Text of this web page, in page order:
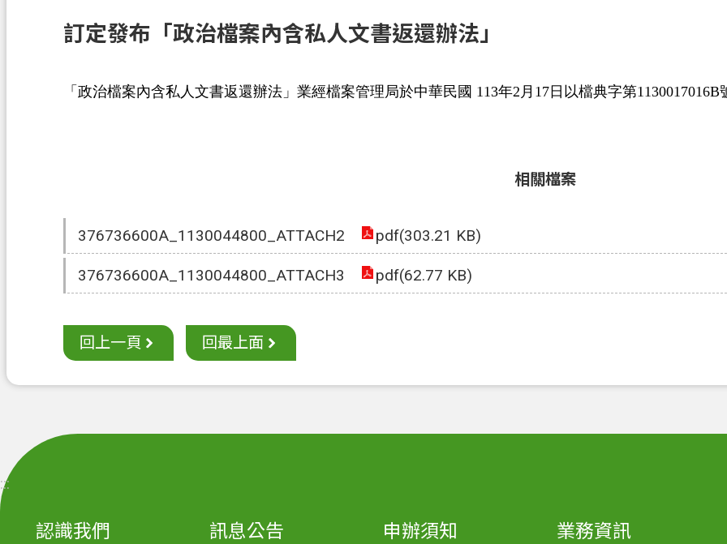
訂定發布「政治檔案內含私人文書返還辦法」
「政治檔案內含私人文書返還辦法」業經檔案管理局於中華民國 113年2月17日以檔典字第1130017016B
相關檔案
376736600A_1130044800_ATTACH2 pdf(303.21 KB)
376736600A_1130044800_ATTACH3 pdf(62.77 KB)
回上一頁 回最上面
:::
認識我們 訊息公告 申辦須知 業務資訊